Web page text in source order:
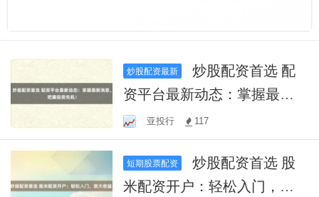
炒股配资最新
炒股配资首选 配
资平台最新动态：掌握最新
消息，把握投资先机！
亚投行 117
短期股票配资
炒股配资首选 股
米配资开户：轻松入门，放